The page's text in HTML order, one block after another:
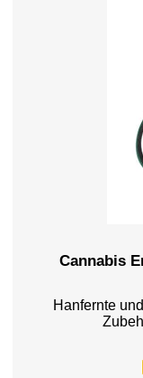
Cannabis
Hanfernte